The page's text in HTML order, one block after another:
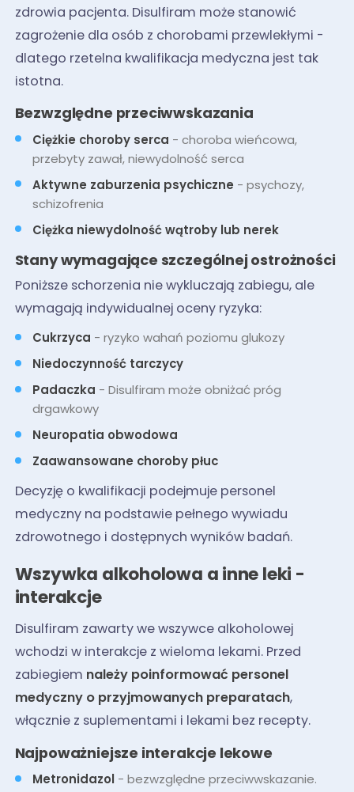
zdrowia pacjenta. Disulfiram może stanowić
zagrożenie dla osób z chorobami przewlekłymi -
dlatego rzetelna kwalifikacja medyczna jest tak
istotna.
Bezwzględne przeciwwskazania
Ciężkie choroby serca - choroba wieńcowa,
przebyty zawał, niewydolność serca
Aktywne zaburzenia psychiczne - psychozy,
schizofrenia
Ciężka niewydolność wątroby lub nerek
Stany wymagające szczególnej ostrożności
Poniższe schorzenia nie wykluczają zabiegu, ale
wymagają indywidualnej oceny ryzyka:
Cukrzyca - ryzyko wahań poziomu glukozy
Niedoczynność tarczycy
Padaczka - Disulfiram może obniżać próg
drgawkowy
Neuropatia obwodowa
Zaawansowane choroby płuc
Decyzję o kwalifikacji podejmuje personel
medyczny na podstawie pełnego wywiadu
zdrowotnego i dostępnych wyników badań.
Wszywka alkoholowa a inne leki -
interakcje
Disulfiram zawarty we wszywce alkoholowej
wchodzi w interakcje z wieloma lekami. Przed
zabiegiem należy poinformować personel
medyczny o przyjmowanych preparatach,
włącznie z suplementami i lekami bez recepty.
Najpoważniejsze interakcje lekowe
Metronidazol - bezwzględne przeciwwskazanie.